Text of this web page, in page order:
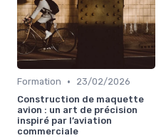
Formation •
23/02/2026
Construction de maquette
avion : un art de précision
inspiré par l’aviation
commerciale